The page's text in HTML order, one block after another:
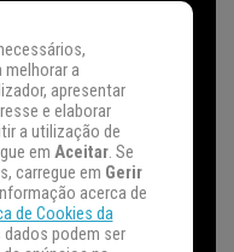
a
apresentar
e elaborar
a utilização de
em Aceitar. Se
carregue em Gerir
acerca de
de Cookies da
podem ser